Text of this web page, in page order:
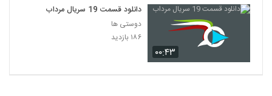
سریال Friends فصل دوم قسمت 4
سریال Friends فصل دوم قسمت 5
۰۰:۴۳
دانلود قسمت 19 سریال مرداب
دوستی ها
۱۸۶ بازدید